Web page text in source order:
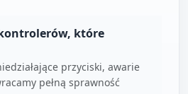
które
przyciski, awarie
pełną sprawność